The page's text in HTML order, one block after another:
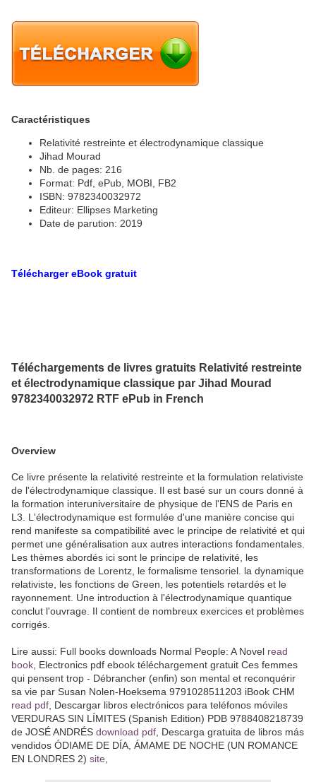
Caractéristiques
Relativité restreinte et électrodynamique classique
Jihad Mourad
Nb. de pages: 216
Format: Pdf, ePub, MOBI, FB2
ISBN: 9782340032972
Editeur: Ellipses Marketing
Date de parution: 2019
Télécharger eBook gratuit
Téléchargements de livres gratuits Relativité restreinte
et électrodynamique classique par Jihad Mourad
9782340032972 RTF ePub in French
Overview
Ce livre présente la relativité restreinte et la formulation relativiste
de l'électrodynamique classique. Il est basé sur un cours donné à
la formation interuniversitaire de physique de l'ENS de Paris en
L3. L'électrodynamique est formulée d'une manière concise qui
rend manifeste sa compatibilité avec le principe de relativité et qui
permet une généralisation aux autres interactions fondamentales.
Les thèmes abordés ici sont le principe de relativité, les
transformations de Lorentz, le formalisme tensoriel. la dynamique
relativiste, les fonctions de Green, les potentiels retardés et le
rayonnement. Une introduction à l'électrodynamique quantique
conclut l'ouvrage. Il contient de nombreux exercices et problèmes
corrigés.
Lire aussi: Full books downloads Normal People: A Novel read
book , Electronics pdf ebook téléchargement gratuit Ces femmes
qui pensent trop - Débrancher (enfin) son mental et reconquérir
sa vie par Susan Nolen-Hoeksema 9791028511203 iBook CHM
read pdf , Descargar libros electrónicos para teléfonos móviles
VERDURAS SIN LÍMITES (Spanish Edition) PDB 9788408218739
de JOSÉ ANDRÉS download pdf , Descarga gratuita de libros más
vendidos ÓDIAME DE DÍA, ÁMAME DE NOCHE (UN ROMANCE
EN LONDRES 2) site